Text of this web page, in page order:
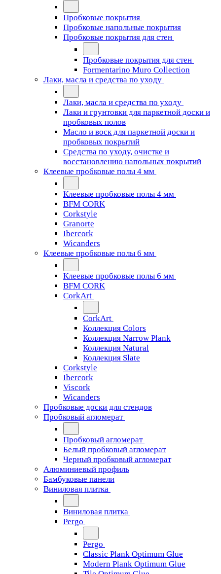
Пробковые покрытия
Пробковые напольные покрытия
Пробковые покрытия для стен
Пробковые покрытия для стен
Formentarino Muro Collection
Лаки, масла и средства по уходу
Лаки, масла и средства по уходу
Лаки и грунтовки для паркетной доски и
пробковых полов
Масло и воск для паркетной доски и
пробковых покрытий
Средства по уходу, очистке и
восстановлению напольных покрытий
Клеевые пробковые полы 4 мм
Клеевые пробковые полы 4 мм
BFM CORK
Corkstyle
Granorte
Ibercork
Wicanders
Клеевые пробковые полы 6 мм
Клеевые пробковые полы 6 мм
BFM CORK
CorkArt
CorkArt
Коллекция Colors
Коллекция Narrow Plank
Коллекция Natural
Коллекция Slate
Corkstyle
Ibercork
Viscork
Wicanders
Пробковые доски для стендов
Пробковый агломерат
Пробковый агломерат
Белый пробковый агломерат
Черный пробковый агломерат
Алюминиевый профиль
Бамбуковые панели
Виниловая плитка
Виниловая плитка
Pergo
Pergo
Classic Plank Optimum Glue
Modern Plank Optimum Glue